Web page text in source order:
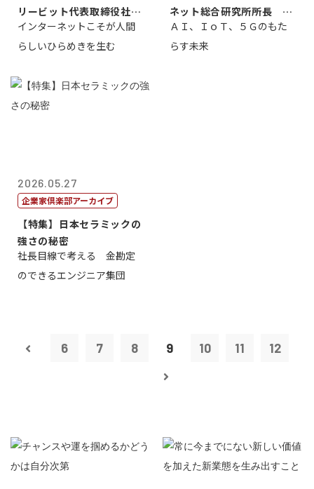
リービット代表取締役社長
ＣＥＯ 石田...
インターネットこそが人間
らしいひらめきを生む
ネット総合研究所所長 ブ
ロードバンド...
ＡＩ、ＩｏＴ、５Ｇのもた
らす未来
2026.05.27
企業家倶楽部アーカイブ
【特集】日本セラミックの
強さの秘密
社長目線で考える 金勘定
のできるエンジニア集団
6 7 8 9 10 11 12